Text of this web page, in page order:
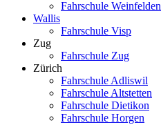
Fahrschule Weinfelden
Wallis
Fahrschule Visp
Zug
Fahrschule Zug
Zürich
Fahrschule Adliswil
Fahrschule Altstetten
Fahrschule Dietikon
Fahrschule Horgen